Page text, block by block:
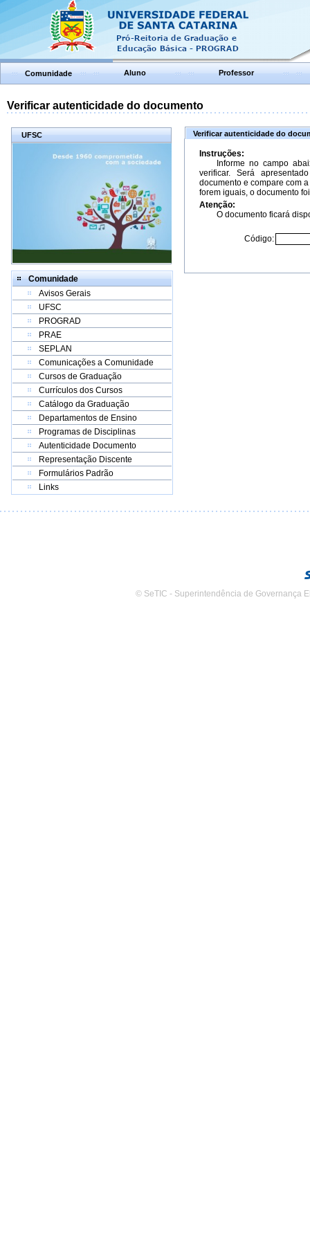
Comunidade Aluno Professor
Verificar autenticidade do documento
UFSC
Comunidade
Avisos Gerais
UFSC
PROGRAD
PRAE
SEPLAN
Comunicações a Comunidade
Cursos de Graduação
Currículos dos Cursos
Catálogo da Graduação
Departamentos de Ensino
Programas de Disciplinas
Autenticidade Documento
Representação Discente
Formulários Padrão
Links
Verificar autenticidade do
Instruções:
Informe no campo
verificar. Será
documento e compare com
forem iguais, o documento
Atenção:
O documento ficará
Código:
© SeTIC - Superintendência de Governança